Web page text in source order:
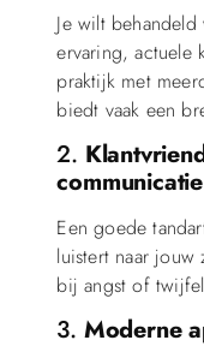
Je wilt
ervaring, actuele
praktijk met
biedt vaak een
2.
communicatie
Een goede
luistert naar
bij angst of
3. Moderne